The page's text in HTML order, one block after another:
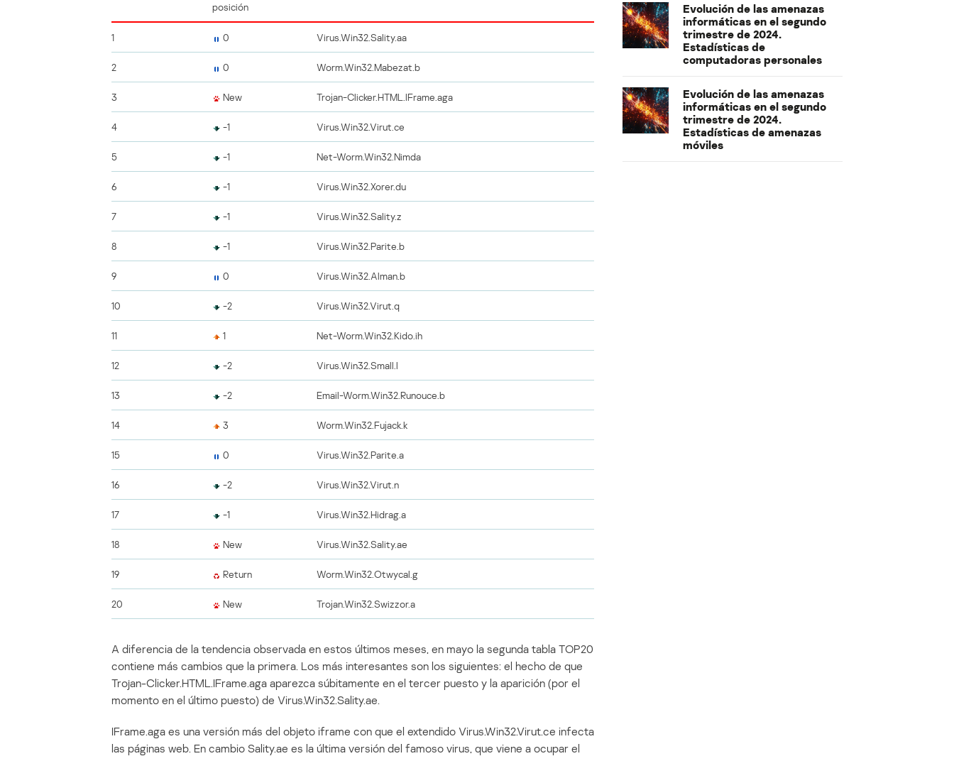
posición
1 0 Virus.Win32.Sality.aa
2 0 Worm.Win32.Mabezat.b
3 New Trojan-Clicker.HTML.IFrame.aga
4 -1 Virus.Win32.Virut.ce
5 -1 Net-Worm.Win32.Nimda
6 -1 Virus.Win32.Xorer.du
7 -1 Virus.Win32.Sality.z
8 -1 Virus.Win32.Parite.b
9 0 Virus.Win32.Alman.b
10 -2 Virus.Win32.Virut.q
11 1 Net-Worm.Win32.Kido.ih
12 -2 Virus.Win32.Small.l
13 -2 Email-Worm.Win32.Runouce.b
14 3 Worm.Win32.Fujack.k
15 0 Virus.Win32.Parite.a
16 -2 Virus.Win32.Virut.n
17 -1 Virus.Win32.Hidrag.a
18 New Virus.Win32.Sality.ae
19 Return Worm.Win32.Otwycal.g
20 New Trojan.Win32.Swizzor.a
A diferencia de la tendencia observada en estos últimos meses, en mayo la segunda tabla TOP20
contiene más cambios que la primera. Los más interesantes son los siguientes: el hecho de que
Trojan-Clicker.HTML.IFrame.aga aparezca súbitamente en el tercer puesto y la aparición (por el
momento en el último puesto) de Virus.Win32.Sality.ae.
IFrame.aga es una versión más del objeto iframe con que el extendido Virus.Win32.Virut.ce infecta
las páginas web. En cambio Sality.ae es la última versión del famoso virus, que viene a ocupar el
Evolución de las amenazas
informáticas en el segundo
trimestre de 2024.
Estadísticas de
computadoras personales
Evolución de las amenazas
informáticas en el segundo
trimestre de 2024.
Estadísticas de amenazas
móviles